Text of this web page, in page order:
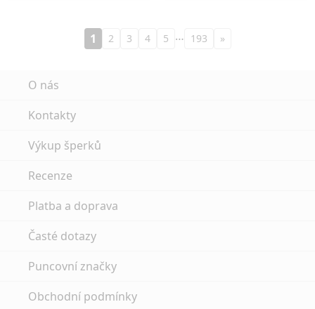
1 2 3 4 5 … 193 »
O nás
Kontakty
Výkup šperků
Recenze
Platba a doprava
Časté dotazy
Puncovní značky
Obchodní podmínky